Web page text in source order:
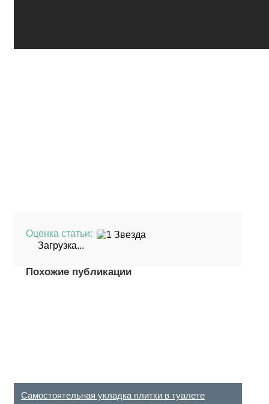
Оценка статьи:
Загрузка...
Похожие публикации
Самостоятельная укладка плитки в туалете